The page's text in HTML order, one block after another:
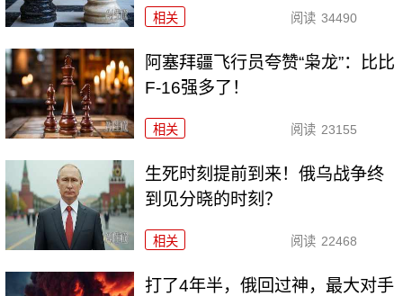
相关 阅读 34490
阿塞拜疆飞行员夸赞“枭龙”：比比
F-16强多了！
相关 阅读 23155
生死时刻提前到来！俄乌战争终
到见分晓的时刻？
相关 阅读 22468
打了4年半，俄回过神，最大对手